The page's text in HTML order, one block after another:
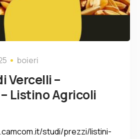
boieri
Vercelli –
– Listino Agricoli
studi/prezzi/listini-